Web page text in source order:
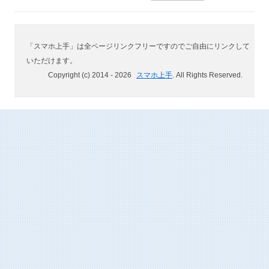
「スマホ上手」は全ページリンクフリーですのでご自由にリンクして
いただけます。
Copyright (c) 2014 - 2026 スマホ上手 . All Rights Reserved.